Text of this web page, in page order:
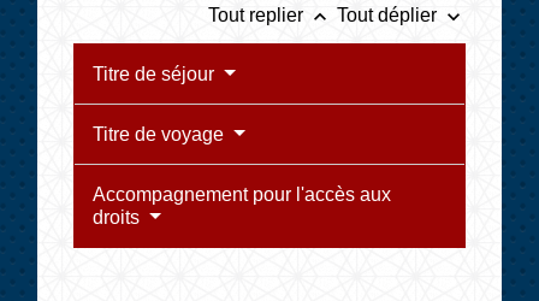
Tout replier keyboard_arrow_up Tout déplier keyboard_arrow_down
Titre de séjour
Titre de voyage
Accompagnement pour l'accès aux
droits